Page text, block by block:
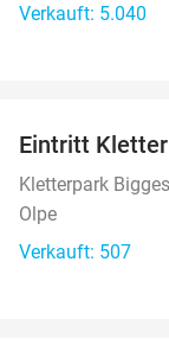
Verkauft: 5.040
Eintritt
Kletterpark
Olpe
Verkauft: 507